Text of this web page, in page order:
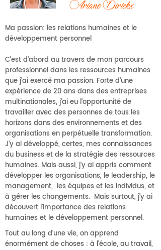
Ariane Dirickx
Ma passion: les relations humaines et le
développement personne​l
C’est d’abord au travers de mon parcours
professionnel dans les ressources humaines
que j’ai exercé ma passion. Forte d’une
expérience de 20 ans dans des entreprises
multinationales, j’ai eu l’opportunité de
travailler avec des personnes de tous les
horizons dans des environnements et des
organisations en perpétuelle transformation.
J’y ai développé, certes, mes connaissances
du business et de la stratégie des ressources
humaines. Mais aussi, j'y ai appris comment
développer les organisations, le leadership, le
management, les équipes et les individus, et
à gérer les changements. Mais surtout, j’y ai
découvert l’importance des relations
humaines et le développement personnel.
Tout au long d’une vie, on apprend
énormément de choses : à l’école, au travail,